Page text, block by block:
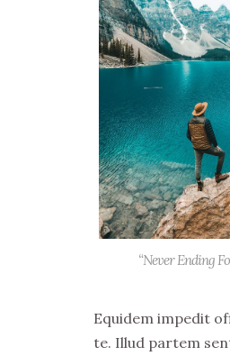
“Never Ending
Equidem impedit
te. Illud partem